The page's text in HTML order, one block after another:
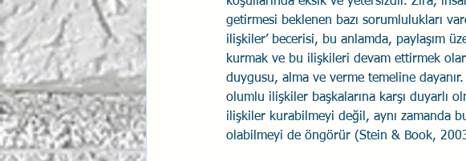
İlişki Yönetimi Sun Tzu Savaş Sanatı
Psikolojik Güvenlik Havacılık
getirmesi beklenen bazı sorumlulukları
ilişkiler’ becerisi, bu anlamda, paylaşım
kurmak ve bu ilişkileri devam ettirmek
duygusu, alma ve verme temeline
olumlu ilişkiler başkalarına karşı duyarlı
ilişkiler kurabilmeyi değil, aynı zamanda
olabilmeyi de öngörür (Stein & Book,